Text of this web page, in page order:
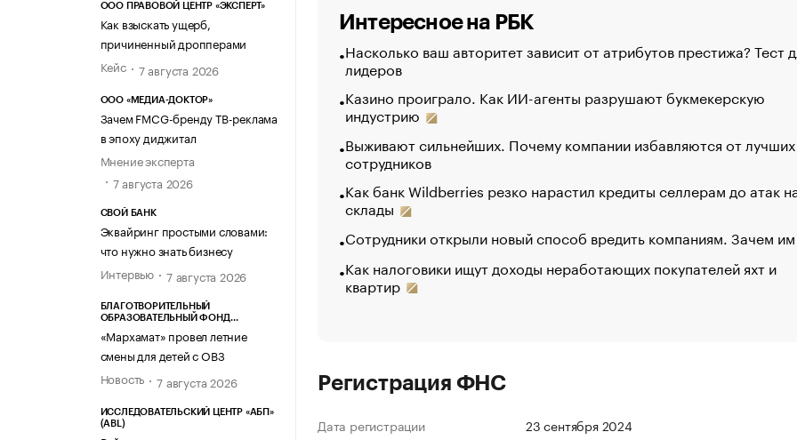
ООО ПРАВОВОЙ ЦЕНТР «ЭКСПЕРТ»
Как взыскать ущерб,
причиненный дропперами
Кейс
7 августа 2026
ООО «МЕДИА-ДОКТОР»
Зачем FMCG-бренду ТВ-реклама
в эпоху диджитал
Мнение эксперта
7 августа 2026
СВОЙ БАНК
Эквайринг простыми словами:
что нужно знать бизнесу
Интервью
7 августа 2026
БЛАГОТВОРИТЕЛЬНЫЙ
ОБРАЗОВАТЕЛЬНЫЙ ФОНД
«Мархамат» провел летние
смены для детей с ОВЗ
Новость
7 августа 2026
ИССЛЕДОВАТЕЛЬСКИЙ ЦЕНТР «АБП»
(ABL)
Интересное на РБК
Насколько ваш авторитет зависит от атрибутов престижа? Тест
лидеров
Казино проиграло. Как ИИ-агенты разрушают букмекерскую
индустрию
Выживают сильнейших. Почему компании избавляются от лучших
сотрудников
Как банк Wildberries резко нарастил кредиты селлерам до атак
склады
Сотрудники открыли новый способ вредить компаниям. Зачем
Как налоговики ищут доходы неработающих покупателей яхт и
квартир
Регистрация ФНС
Дата регистрации
23 сентября 2024